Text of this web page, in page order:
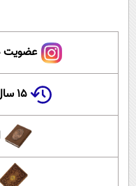
عضویت
۱۵ سال پیش در چنین روزی